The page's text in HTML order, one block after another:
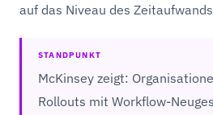
auf das Niveau des
STANDPUNKT
McKinsey zeigt:
Rollouts mit Workflow-